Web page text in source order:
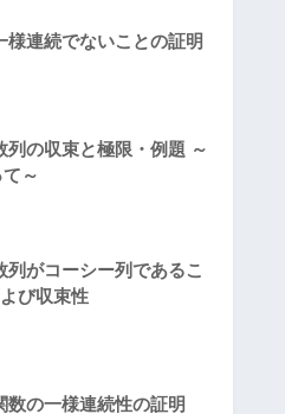
様連続でないことの証明
列の収束と極限・例題 ～
～
列がコーシー列であるこ
び収束性
数の一様連続性の証明